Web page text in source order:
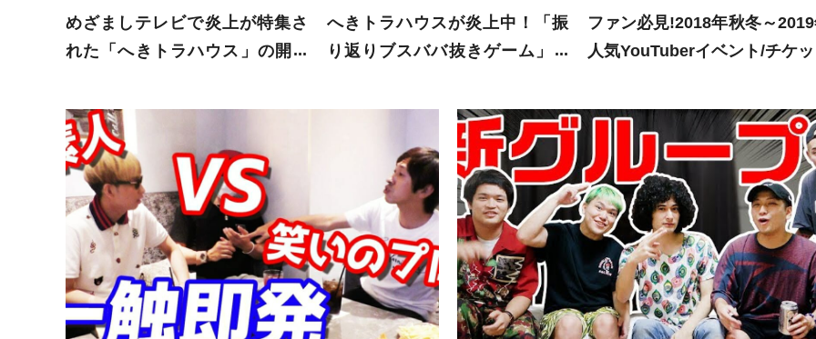
めざましテレビで炎上が特集さ
れた「へきトラハウス」の開き
い一方、周りのYouTuberは擁護
派ばかり？
へきトラハウスが炎上中！「振
り返りブスババ抜きゲーム」が
ファン必見!2018年秋冬～
人気YouTuberイベント/チケ